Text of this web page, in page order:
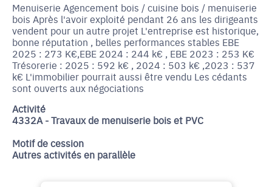
Menuiserie Agencement bois / cuisine bois / menuiserie
bois Après l'avoir exploité pendant 26 ans les dirigeants
vendent pour un autre projet L'entreprise est historique,
bonne réputation , belles performances stables EBE
2025 : 273 K€,EBE 2024 : 244 k€ , EBE 2023 : 253 K€
Trésorerie : 2025 : 592 k€ , 2024 : 503 k€ ,2023 : 537
k€ L'immobilier pourrait aussi être vendu Les cédants
sont ouverts aux négociations
Activité
4332A - Travaux de menuiserie bois et PVC
Motif de cession
Autres activités en parallèle